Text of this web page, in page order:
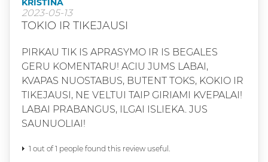
KRISTINA
2023-05-13
TOKIO IR TIKEJAUSI
PIRKAU TIK IS APRASYMO IR IS BEGALES
GERU KOMENTARU! ACIU JUMS LABAI,
KVAPAS NUOSTABUS, BUTENT TOKS, KOKIO IR
TIKEJAUSI, NE VELTUI TAIP GIRIAMI KVEPALAI!
LABAI PRABANGUS, ILGAI ISLIEKA. JUS
SAUNUOLIAI!
1 out of 1 people found this review useful.